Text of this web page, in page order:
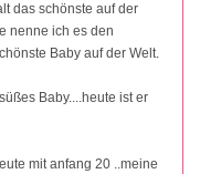
das schönste auf der
nenne ich es den
Baby auf der Welt.
Baby....heute ist er
mit anfang 20 ..meine